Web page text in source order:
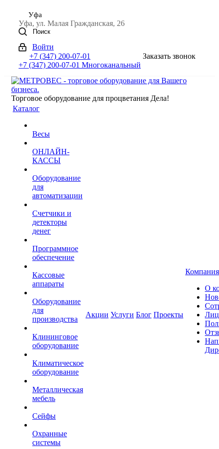
Уфа
Уфа, ул. Малая Гражданская, 26
Поиск
Войти
+7 (347) 200-07-01
+7 (347) 200-07-01 Многоканальный
Заказать звонок
Торговое оборудование для процветания Дела!
Каталог
Весы
ОНЛАЙН-
КАССЫ
Оборудование
для
автоматизации
Счетчики и
детекторы
денег
Программное
обеспечение
Кассовые
аппараты
Оборудование
для
производства
Клининговое
оборудование
Климатическое
оборудование
Металлическая
мебель
Сейфы
Охранные
системы
Акции Услуги Блог Проекты
Компания
О